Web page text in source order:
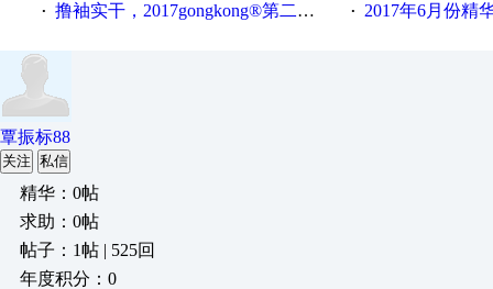
· 撸袖实干，2017gongkong®第二届智造工程师节正式起航！ · 2017年6月份精
覃振标88
关注 私信
精华：0帖
求助：0帖
帖子：1帖 | 525回
年度积分：0